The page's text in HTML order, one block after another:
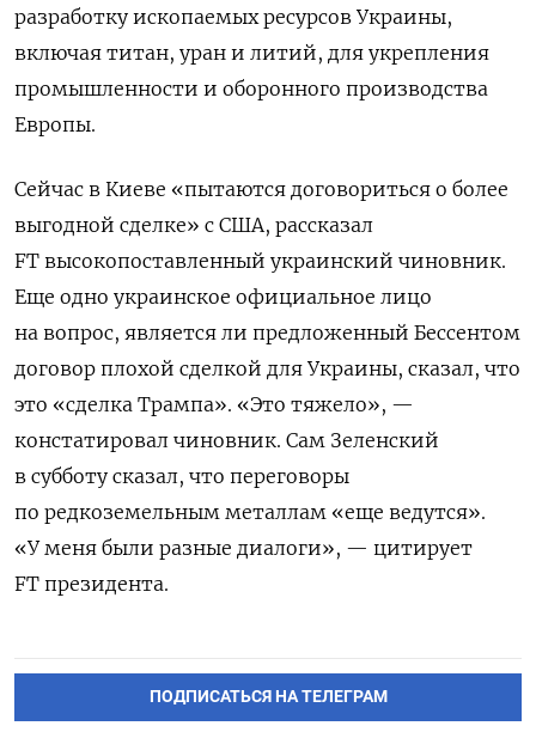
разработку ископаемых ресурсов Украины,
включая титан, уран и литий, для укрепления
промышленности и оборонного производства
Европы.
Сейчас в Киеве «пытаются договориться о более
выгодной сделке» с США, рассказал
FT высокопоставленный украинский чиновник.
Еще одно украинское официальное лицо
на вопрос, является ли предложенный Бессентом
договор плохой сделкой для Украины, сказал, что
это «сделка Трампа». «Это тяжело», —
констатировал чиновник. Сам Зеленский
в субботу сказал, что переговоры
по редкоземельным металлам «еще ведутся».
«Уменя были разные диалоги», — цитирует
FT президента.
ПОДПИСАТЬСЯ НА ТЕЛЕГРАМ